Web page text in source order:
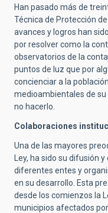
Han pasado más de
Técnica de Protección
avances y logros han
por resolver como la
observatorios de la
puntos de luz que por
concienciar a la
medioambientales de
no hacerlo.
Colaboraciones
Una de las mayores
Ley, ha sido su difusión
diferentes entes y
en su desarrollo. Esta
desde los comienzos la
municipios afectados